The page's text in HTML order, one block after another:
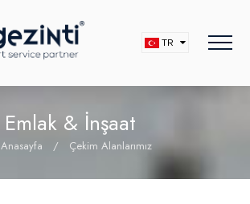
TR
Emlak & İnşaat
Anasayfa / Çekim Alanlarımız